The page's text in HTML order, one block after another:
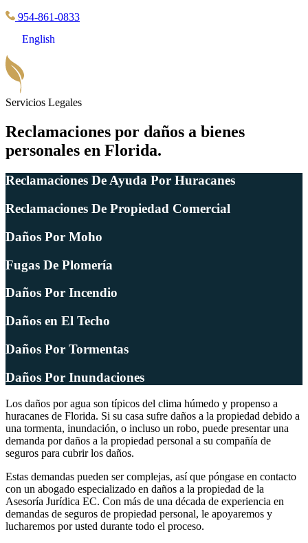
954-861-0833
English
Servicios Legales
Reclamaciones por daños a bienes
personales en Florida.
Reclamaciones De Ayuda Por Huracanes
Reclamaciones De Propiedad Comercial
Daños Por Moho
Fugas De Plomería
Daños Por Incendio
Daños en El Techo
Daños Por Tormentas
Daños Por Inundaciones
Los daños por agua son típicos del clima húmedo y propenso a
huracanes de Florida. Si su casa sufre daños a la propiedad debido a
una tormenta, inundación, o incluso un robo, puede presentar una
demanda por daños a la propiedad personal a su compañía de
seguros para cubrir los daños.
Estas demandas pueden ser complejas, así que póngase en contacto
con un abogado especializado en daños a la propiedad de la
Asesoría Jurídica EC. Con más de una década de experiencia en
demandas de seguros de propiedad personal, le apoyaremos y
lucharemos por usted durante todo el proceso.